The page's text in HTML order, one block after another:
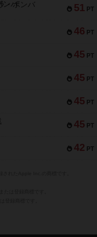
51 PT
・ボンバ
46 PT
45 PT
45 PT
45 PT
45 PT
42 PT